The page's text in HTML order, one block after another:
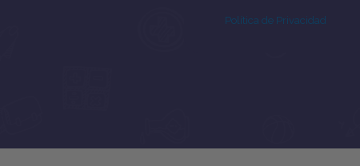
Política de Privacidad